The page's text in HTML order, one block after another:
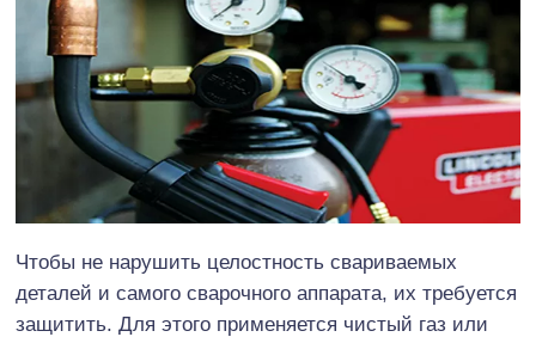
Чтобы не нарушить целостность свариваемых
деталей и самого сварочного аппарата, их требуется
защитить. Для этого применяется чистый газ или